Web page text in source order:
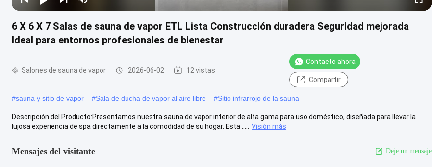
6 X 6 X 7 Salas de sauna de vapor ETL Lista Construcción duradera Seguridad mejorada
Ideal para entornos profesionales de bienestar
Salones de sauna de vapor 2026-06-02 12 vistas
Contacto ahora
Compartir
#sauna y sitio de vapor #Sala de ducha de vapor al aire libre #Sitio infrarrojo de la sauna
Descripción del Producto:Presentamos nuestra sauna de vapor interior de alta gama para uso doméstico, diseñada para llevar la
lujosa experiencia de spa directamente a la comodidad de su hogar. Esta .....
Visión más
Mensajes del visitante Deje un mensaje